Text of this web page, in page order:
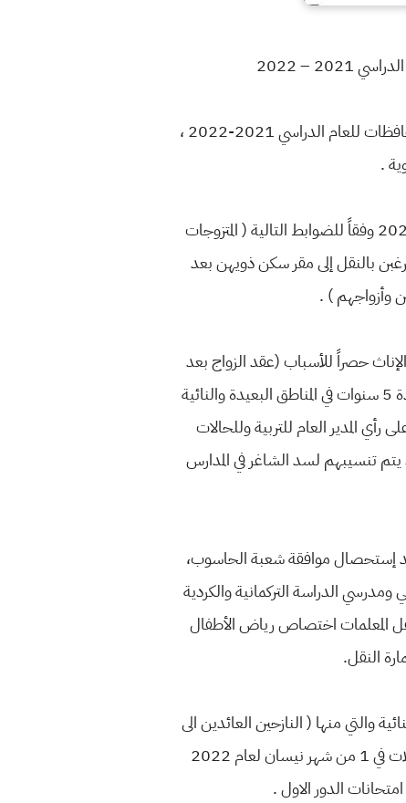
– 2022
حددت وزارة التربية، الضوابط التي تسمح بنقل الهيئات التعليمية والتدريسية والمرشدين التربويين كافة بين المحافظات للعام الدراسي 2021-2022 ،
.
وقالت الوزارة ان تقديم النقل يبدأ اعتبارا من 1 من شهر حزيران المقبل وتستمر لغاية الـ 30 من ايلول لعام 2021 وفقاً للضوابط التالية ( المتزوجات
يرغبن بالنقل إلى مقر سكن ذويهن بعد
وأزواجهم ) .
حصراً للأسباب (عقد الزواج بعد
التعيين، وفاه الزوج بعد التعيين، الطلاق بعد التعيين، انتقال عمل الزوج بعد التعيين) على أن يكملن خدمة مدة 5 سنوات في المناطق البعيدة والنائية
المدير العام للتربية وللحالات
يتم تنسيبهم لسد الشاغر في المدارس
إستحصال موافقة شعبة الحاسوب،
الدراسة التركمانية والكردية
المعلمات اختصاص رياض الأطفال
النقل.
2021 يسمح لبعض الحالات الاستثنائية والتي منها ( النازحين العائدين الى
مناطق سكناهم مع ما يؤيد ذلك ، الذين اعيدوا حديثاً للوظيفة في محافظات سكناهم) ، حيث تتوقف التنقلات في 1 من شهر نيسان لعام 2022
الدور الاول .